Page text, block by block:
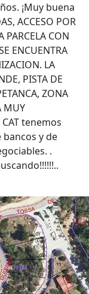
¡Muy buena
ACCESO POR
PARCELA CON
ENCUENTRA
LA
PISTA DE
ZONA
MUY
CAT tenemos
bancos y de
.